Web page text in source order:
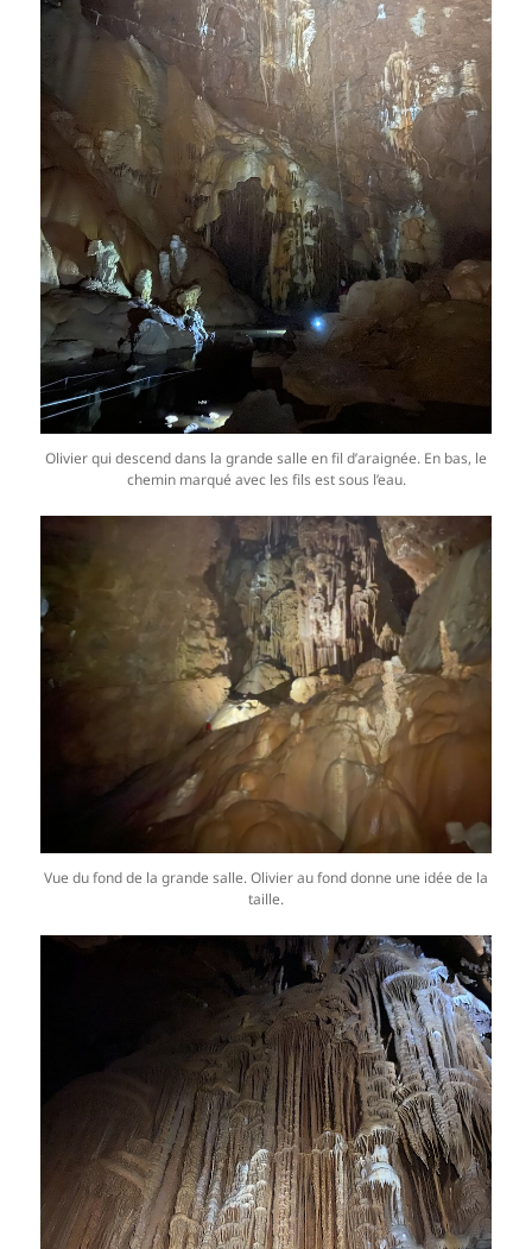
Olivier qui descend dans la grande salle en fil d’araignée. En bas, le
chemin marqué avec les fils est sous l’eau.
Vue du fond de la grande salle. Olivier au fond donne une idée de la
taille.